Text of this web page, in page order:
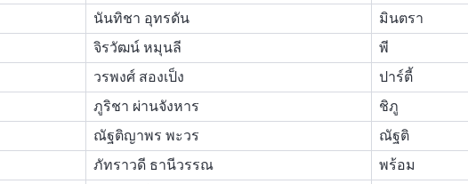
นันทิชา อุทรดัน มินตรา
จิรวัฒน์ หมุนลี พี
วรพงศ์ สองเป็ง ปาร์ตี้
ภูริชา ผ่านจังหาร ชิภู
ณัฐติญาพร พะวร ณัฐติ
ภัทราวดี ธานีวรรณ พร้อม